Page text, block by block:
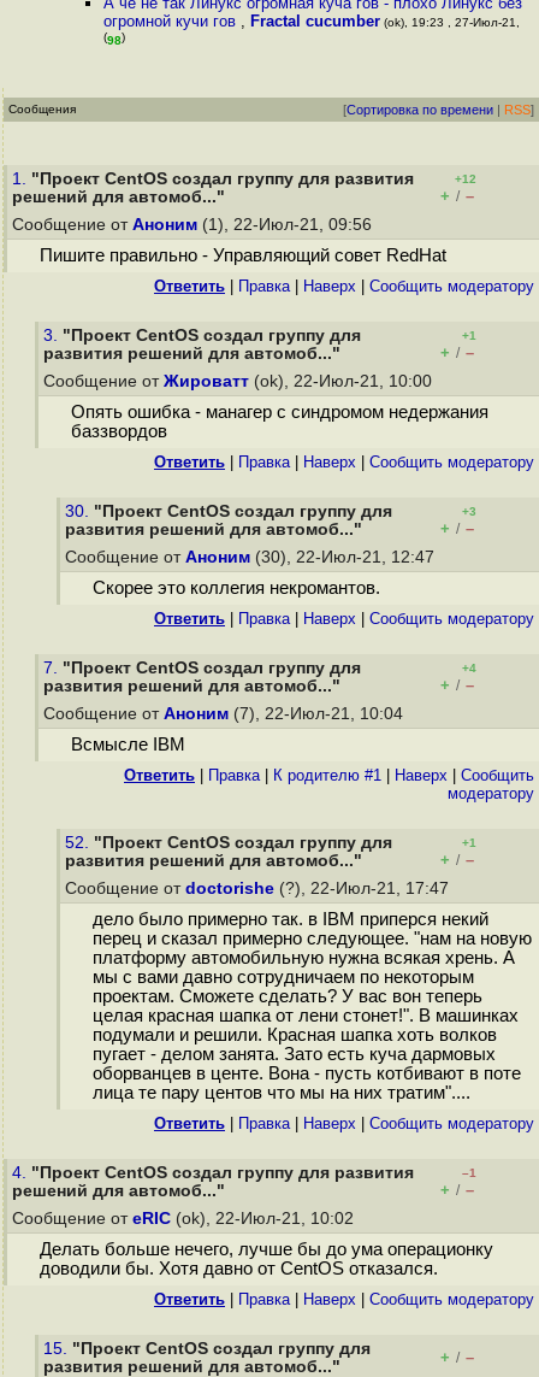
огромной кучи гов , Fractal cucumber(ok), 19:23 , 27-Июл-21,
(98)
Сообщения [Сортировка по времени | RSS]
1. "Проект CentOS создал группу для развития
решений для автомоб..."
+12
+ / –
Сообщение от Аноним (1), 22-Июл-21, 09:56
Пишите правильно - Управляющий совет RedHat
Ответить Правка| Наверх Cообщить модератору
3. "Проект CentOS создал группу для
развития решений для автомоб..."
+1
+ / –
Сообщение от Жироватт (ok), 22-Июл-21, 10:00
Опять ошибка - манагер с синдромом недержания
баззвордов
Ответить Правка| Наверх Cообщить модератору
30. "Проект CentOS создал группу для
развития решений для автомоб..."
+3
+ / –
Сообщение от Аноним (30), 22-Июл-21, 12:47
Скорее это коллегия некромантов.
Ответить Правка| Наверх Cообщить модератору
7. "Проект CentOS создал группу для
развития решений для автомоб..."
+4
+ / –
Сообщение от Аноним (7), 22-Июл-21, 10:04
Всмысле IBM
Ответить Правка| К родителю #1 Наверх
Cообщить
модератору
52. "Проект CentOS создал группу для
развития решений для автомоб..."
+1
+ / –
Сообщение от doctorishe (?), 22-Июл-21, 17:47
дело было примерно так. в IBM приперся некий
перец и сказал примерно следующее. "нам на новую
платформу автомобильную нужна всякая хрень. А
мы с вами давно сотрудничаем по некоторым
проектам. Сможете сделать? У вас вон теперь
целая красная шапка от лени стонет!". В машинках
подумали и решили. Красная шапка хоть волков
пугает - делом занята. Зато есть куча дармовых
оборванцев в центе. Вона - пусть котбивают в поте
лица те пару центов что мы на них тратим"....
Ответить Правка| Наверх Cообщить модератору
4. "Проект CentOS создал группу для развития
решений для автомоб..."
–1
+ / –
Сообщение от eRIC (ok), 22-Июл-21, 10:02
Делать больше нечего, лучше бы до ума операционку
доводили бы. Хотя давно от CentOS отказался.
Ответить Правка| Наверх Cообщить модератору
15. "Проект CentOS создал группу для
развития решений для автомоб..."
+ / –